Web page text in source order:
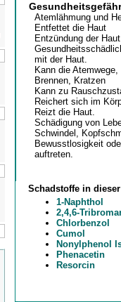
Atemlähmung und
Entfettet die Haut
Entzündung der Haut
mit der Haut.
Kann die
Brennen, Kratzen
Kann zu
Reichert sich im
Reizt die Haut.
Schädigung von
Schwindel,
Bewusstlosigkeit
auftreten.
Schadstoffe in
1-Naphthol
2,4,6-
Chlorbenzol
Cumol
Nonylphenol
Phenacetin
Resorcin